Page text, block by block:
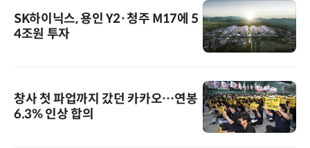
SK하이닉스, 용인 Y2·청주 M17에 5
4조원 투자
창사 첫 파업까지 갔던 카카오…연봉
6.3% 인상 합의